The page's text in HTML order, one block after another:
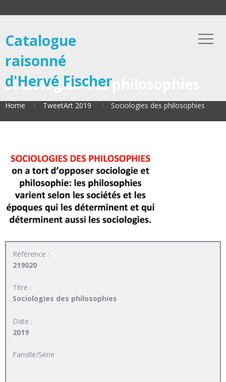
Catalogue
raisonné
d'Hervé Fischer
Sociologies des philosophies
Home TweetArt 2019 Sociologies des philosophies
Référence :
219020
Titre :
Sociologies des philosophies
Date :
2019
Famille/Série